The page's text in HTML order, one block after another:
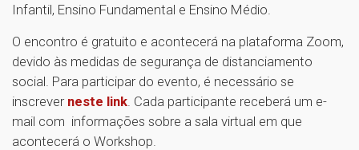
Infantil, Ensino Fundamental e Ensino Médio.
O encontro é gratuito e acontecerá na plataforma Zoom,
devido às medidas de segurança de distanciamento
social. Para participar do evento, é necessário se
inscrever neste link . Cada participante receberá um e-
mail com informações sobre a sala virtual em que
acontecerá o Workshop.